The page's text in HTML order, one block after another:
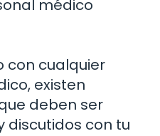
médico
con cualquier
existen
deben ser
discutidos con tu